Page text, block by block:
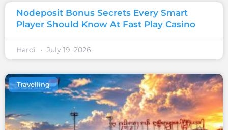
Nodeposit Bonus Secrets Every Smart
Player Should Know At Fast Play Casino
Hardi July 19, 2026
Travelling